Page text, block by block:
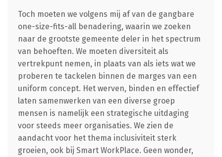
Toch moeten we volgens mij af van de gangbare
one-size-fits-all benadering, waarin we zoeken
naar de grootste gemeente deler in het spectrum
van behoeften. We moeten diversiteit als
vertrekpunt nemen, in plaats van als iets wat we
proberen te tackelen binnen de marges van een
uniform concept. Het werven, binden en effectief
laten samenwerken van een diverse groep
mensen is namelijk een strategische uitdaging
voor steeds meer organisaties. We zien de
aandacht voor het thema inclusiviteit sterk
groeien, ook bij Smart WorkPlace. Geen wonder,